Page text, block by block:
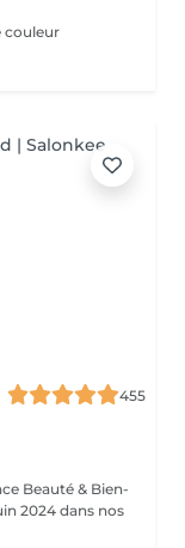
couleur
455
2024 dans nos